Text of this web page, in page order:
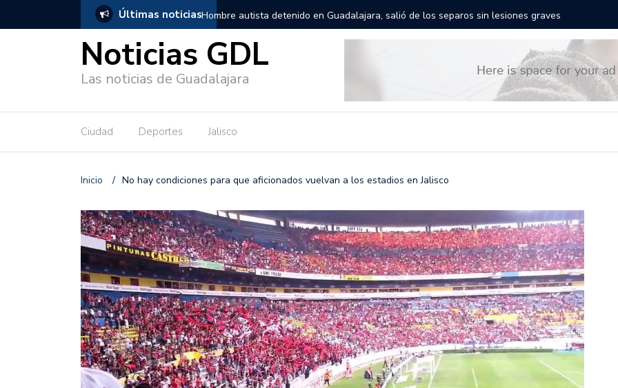
Últimas noticias
salió de los separos sin lesiones graves Títeres gigantes recorrerán las calles de Guadalajara: aparta la fecha Todo
Noticias GDL
Las noticias de Guadalajara
Ciudad Deportes Jalisco
Inicio / No hay condiciones para que aficionados vuelvan a los estadios en Jalisco